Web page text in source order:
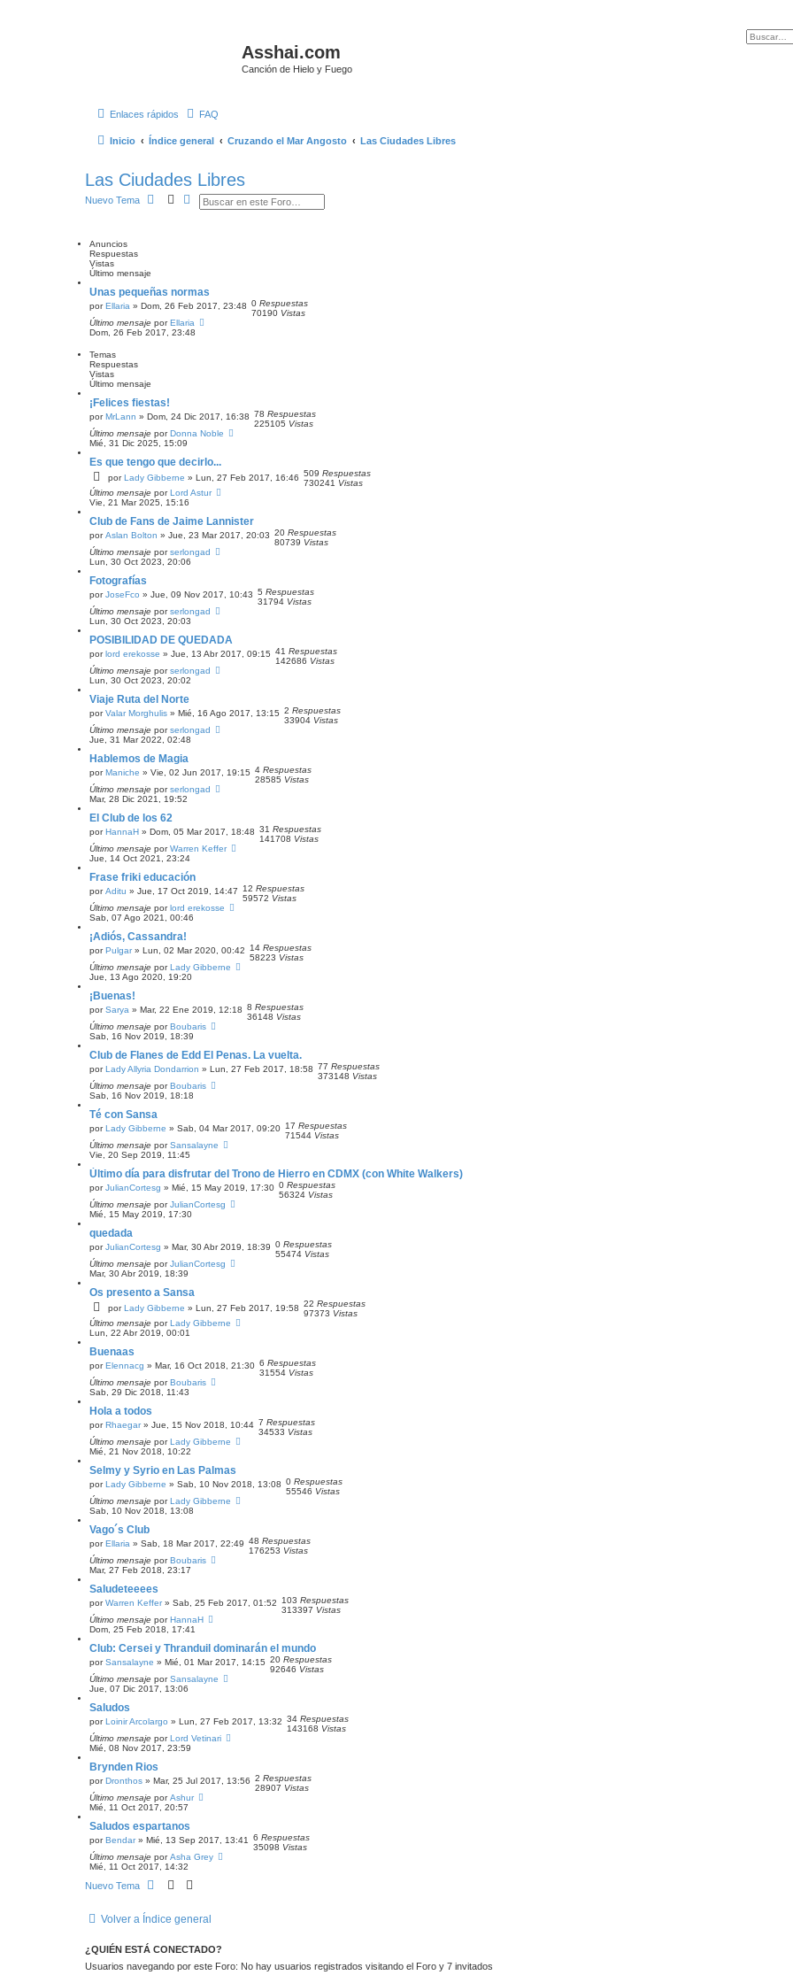
Asshai.com
Canción de Hielo y Fuego
Enlaces rápidos FAQ
Inicio Índice general Cruzando el Mar Angosto Las Ciudades Libres
Las Ciudades Libres
Nuevo Tema
B
v
a
z
a
Anuncios
Respuestas
Vistas
Último mensaje
Unas pequeñas normas
porEllaria » Dom, 26 Feb 2017, 23:48 0 Respuestas
70190 Vistas
Último mensaje porEllaria
Dom, 26 Feb 2017, 23:48
Temas
Respuestas
Vistas
Último mensaje
¡Felices fiestas!
porMrLann » Dom, 24 Dic 2017, 16:38 78 Respuestas
225105 Vistas
Último mensaje porDonna Noble
Mié, 31 Dic 2025, 15:09
Es que tengo que decirlo...
porLady Gibberne » Lun, 27 Feb 2017, 16:46 509 Respuestas
730241 Vistas
Último mensaje porLord Astur
Vie, 21 Mar 2025, 15:16
Club de Fans de Jaime Lannister
porAslan Bolton » Jue, 23 Mar 2017, 20:03 20 Respuestas
80739 Vistas
Último mensaje porserlongad
Lun, 30 Oct 2023, 20:06
Fotografías
porJoseFco » Jue, 09 Nov 2017, 10:43 5 Respuestas
31794 Vistas
Último mensaje porserlongad
Lun, 30 Oct 2023, 20:03
POSIBILIDAD DE QUEDADA
porlord erekosse » Jue, 13 Abr 2017, 09:15 41 Respuestas
142686 Vistas
Último mensaje porserlongad
Lun, 30 Oct 2023, 20:02
Viaje Ruta del Norte
porValar Morghulis » Mié, 16 Ago 2017, 13:15 2 Respuestas
33904 Vistas
Último mensaje porserlongad
Jue, 31 Mar 2022, 02:48
Hablemos de Magia
porManiche » Vie, 02 Jun 2017, 19:15 4 Respuestas
28585 Vistas
Último mensaje porserlongad
Mar, 28 Dic 2021, 19:52
El Club de los 62
porHannaH » Dom, 05 Mar 2017, 18:48 31 Respuestas
141708 Vistas
Último mensaje porWarren Keffer
Jue, 14 Oct 2021, 23:24
Frase friki educación
porAditu » Jue, 17 Oct 2019, 14:47 12 Respuestas
59572 Vistas
Último mensaje porlord erekosse
Sab, 07 Ago 2021, 00:46
¡Adiós, Cassandra!
porPulgar» Lun, 02 Mar 2020, 00:42 14 Respuestas
58223 Vistas
Último mensaje porLady Gibberne
Jue, 13 Ago 2020, 19:20
¡Buenas!
porSarya » Mar, 22 Ene 2019, 12:18 8 Respuestas
36148 Vistas
Último mensaje porBoubaris
Sab, 16 Nov 2019, 18:39
Club de Flanes de Edd El Penas. La vuelta.
porLady Allyria Dondarrion » Lun, 27 Feb 2017, 18:58 77 Respuestas
373148 Vistas
Último mensaje porBoubaris
Sab, 16 Nov 2019, 18:18
Té con Sansa
porLady Gibberne » Sab, 04 Mar 2017, 09:20 17 Respuestas
71544 Vistas
Último mensaje porSansalayne
Vie, 20 Sep 2019, 11:45
Último día para disfrutar del Trono de Hierro en CDMX (con White Walkers)
porJulianCortesg » Mié, 15 May 2019, 17:30 0 Respuestas
56324 Vistas
Último mensaje porJulianCortesg
Mié, 15 May 2019, 17:30
quedada
porJulianCortesg » Mar, 30 Abr 2019, 18:39 0 Respuestas
55474 Vistas
Último mensaje porJulianCortesg
Mar, 30 Abr 2019, 18:39
Os presento a Sansa
porLady Gibberne » Lun, 27 Feb 2017, 19:58 22 Respuestas
97373 Vistas
Último mensaje porLady Gibberne
Lun, 22 Abr 2019, 00:01
Buenaas
porElennacg » Mar, 16 Oct 2018, 21:30 6 Respuestas
31554 Vistas
Último mensaje porBoubaris
Sab, 29 Dic 2018, 11:43
Hola a todos
porRhaegar» Jue, 15 Nov 2018, 10:44 7 Respuestas
34533 Vistas
Último mensaje porLady Gibberne
Mié, 21 Nov 2018, 10:22
Selmy y Syrio en Las Palmas
porLady Gibberne » Sab, 10 Nov 2018, 13:08 0 Respuestas
55546 Vistas
Último mensaje porLady Gibberne
Sab, 10 Nov 2018, 13:08
Vago´s Club
porEllaria » Sab, 18 Mar 2017, 22:49 48 Respuestas
176253 Vistas
Último mensaje porBoubaris
Mar, 27 Feb 2018, 23:17
Saludeteeees
porWarren Keffer» Sab, 25 Feb 2017, 01:52 103 Respuestas
313397 Vistas
Último mensaje porHannaH
Dom, 25 Feb 2018, 17:41
Club: Cersei y Thranduil dominarán el mundo
porSansalayne » Mié, 01 Mar 2017, 14:15 20 Respuestas
92646 Vistas
Último mensaje porSansalayne
Jue, 07 Dic 2017, 13:06
Saludos
porLoinir Arcolargo » Lun, 27 Feb 2017, 13:32 34 Respuestas
143168 Vistas
Último mensaje porLord Vetinari
Mié, 08 Nov 2017, 23:59
Brynden Rios
porDronthos » Mar, 25 Jul 2017, 13:56 2 Respuestas
28907 Vistas
Último mensaje porAshur
Mié, 11 Oct 2017, 20:57
Saludos espartanos
porBendar» Mié, 13 Sep 2017, 13:41 6 Respuestas
35098 Vistas
Último mensaje porAsha Grey
Mié, 11 Oct 2017, 14:32
Nuevo Tema
Volver a Índice general
¿QUIÉN ESTÁ CONECTADO?
Usuarios navegando por este Foro: No hay usuarios registrados visitando el Foro y 7 invitados